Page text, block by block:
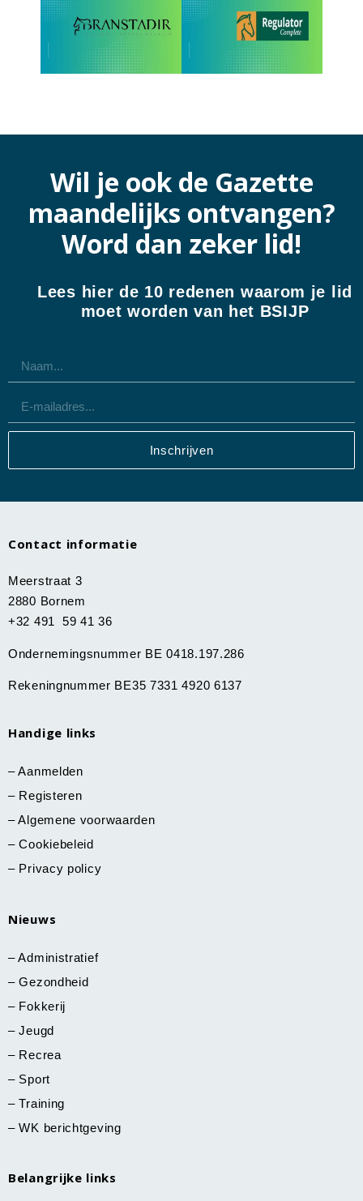
Wil je ook de Gazette
maandelijks ontvangen?
Word dan zeker lid!
Lees hier de 10 redenen waarom je lid
moet worden van het BSIJP
Inschrijven
Contact informatie
Meerstraat 3
2880 Bornem
+32 491 59 41 36
Ondernemingsnummer BE 0418.197.286
Rekeningnummer BE35 7331 4920 6137
Handige links
–Aanmelden
– Registeren
–Algemene voorwaarden
–Cookiebeleid
– Privacy policy
Nieuws
–Administratief
–Gezondheid
– Fokkerij
–Jeugd
– Recrea
– Sport
–Training
–WK berichtgeving
Belangrijke links